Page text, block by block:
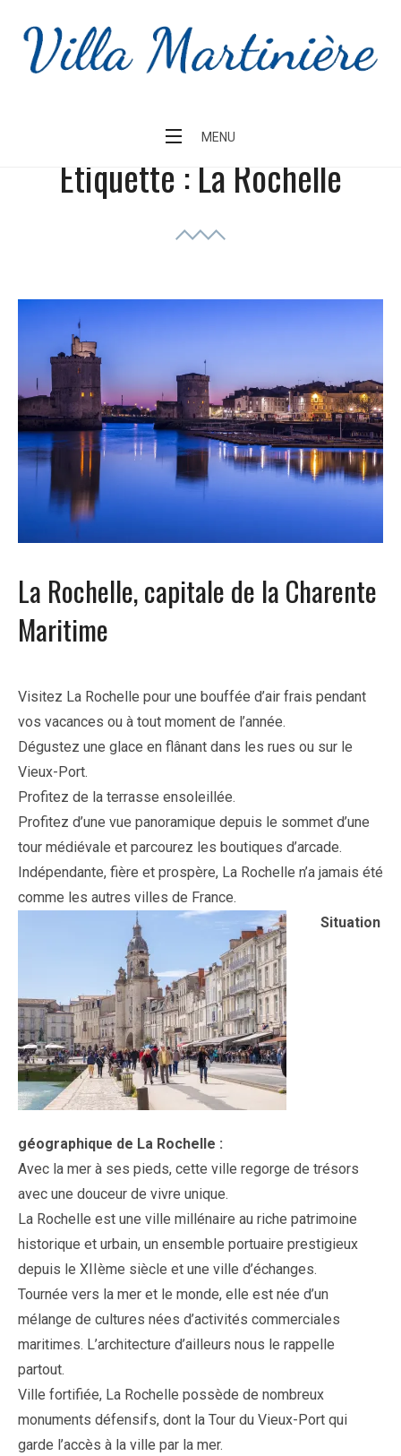
content
MENU
Étiquette :La Rochelle
La Rochelle, capitale de la Charente
Maritime
Visitez La Rochelle pour une bouffée d’air frais pendant
vos vacances ou à tout moment de l’année.
Dégustez une glace en flânant dans les rues ou sur le
Vieux-Port.
Profitez de la terrasse ensoleillée.
Profitez d’une vue panoramique depuis le sommet d’une
tour médiévale et parcourez les boutiques d’arcade.
Indépendante, fière et prospère, La Rochelle n’a jamais été
comme les autres villes de France.
Situation
géographique de La Rochelle :
Avec la mer à ses pieds, cette ville regorge de trésors
avec une douceur de vivre unique.
La Rochelle est une ville millénaire au riche patrimoine
historique et urbain, un ensemble portuaire prestigieux
depuis le XIIème siècle et une ville d’échanges.
Tournée vers la mer et le monde, elle est née d’un
mélange de cultures nées d’activités commerciales
maritimes. L’architecture d’ailleurs nous le rappelle
partout.
Ville fortifiée, La Rochelle possède de nombreux
monuments défensifs, dont la Tour du Vieux-Port qui
garde l’accès à la ville par la mer.